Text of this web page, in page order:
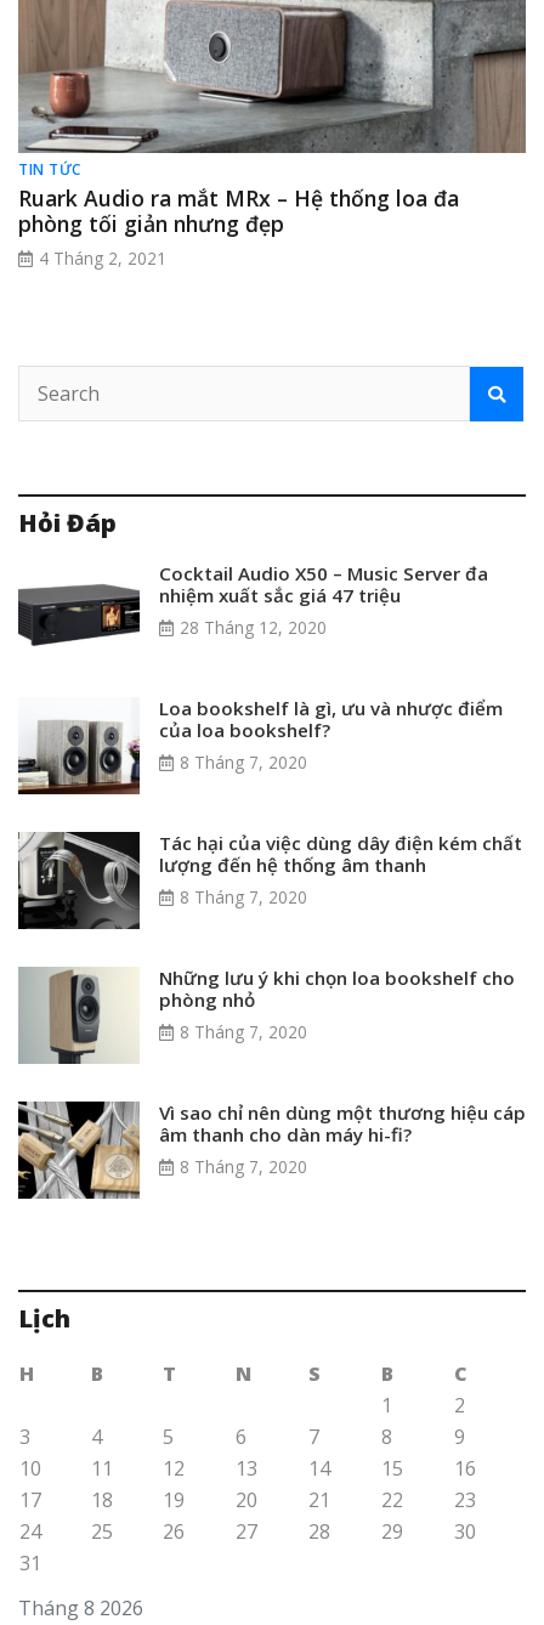
TIN TỨC
Ruark Audio ra mắt MRx – Hệ thống loa đa
phòng tối giản nhưng đẹp
4 Tháng 2, 2021
Hỏi Đáp
Cocktail Audio X50 – Music Server đa
nhiệm xuất sắc giá 47 triệu
28 Tháng 12, 2020
Loa bookshelf là gì, ưu và nhược điểm
của loa bookshelf?
8 Tháng 7, 2020
Tác hại của việc dùng dây điện kém chất
lượng đến hệ thống âm thanh
8 Tháng 7, 2020
Những lưu ý khi chọn loa bookshelf cho
phòng nhỏ
8 Tháng 7, 2020
Vì sao chỉ nên dùng một thương hiệu cáp
âm thanh cho dàn máy hi-fi?
8 Tháng 7, 2020
Lịch
Tháng 8 2026
H B T N S B
C
1
2
3
4 5 6 7 8
9
10
11 12 13 14 15
16
17
18 19 20 21 22
23
24
25 26 27 28 29
30
31